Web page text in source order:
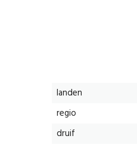
landen
regio
druif